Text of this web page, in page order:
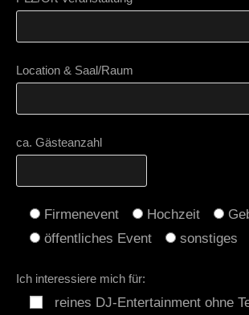
Location & Saal/Raum
ca. Gästeanzahl
Firmenevent Hochzeit
öffentliches Event
sonstiges
Ich interessiere mich für:
reines DJ-Entertainment ohne